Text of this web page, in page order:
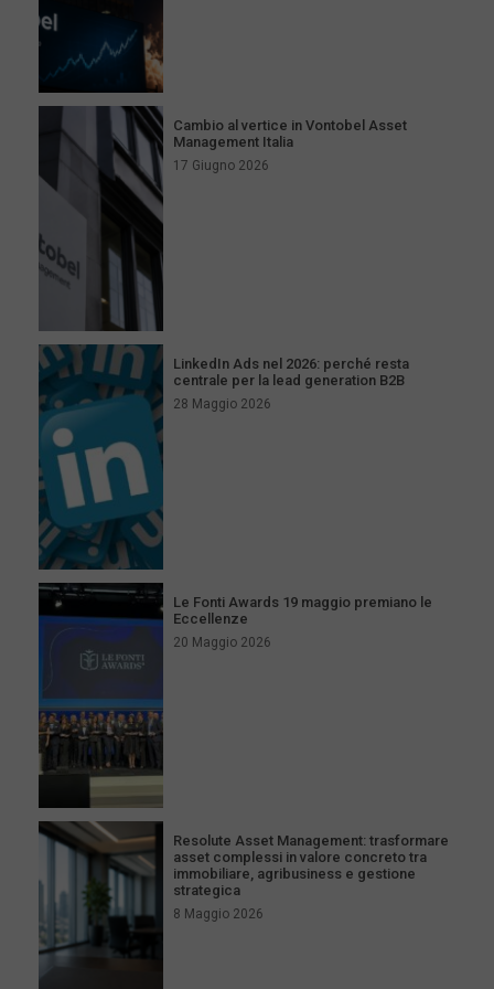
Cambio al vertice in Vontobel Asset
Management Italia
17 Giugno 2026
LinkedIn Ads nel 2026: perché resta
centrale per la lead generation B2B
28 Maggio 2026
Le Fonti Awards 19 maggio premiano le
Eccellenze
20 Maggio 2026
Resolute Asset Management: trasformare
asset complessi in valore concreto tra
immobiliare, agribusiness e gestione
strategica
8 Maggio 2026